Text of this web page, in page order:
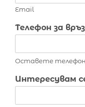
Email
Телефон за
Оставете телефон
Интересувам